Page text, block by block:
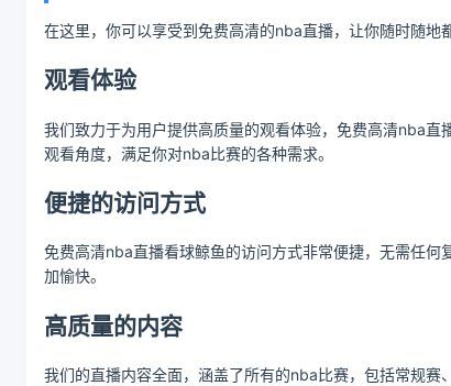
在这里，你可以享受到免费高清的nba直播，让你随时随地
观看体验
我们致力于为用户提供高质量的观看体验，免费高清nba
观看角度，满足你对nba比赛的各种需求。
便捷的访问方式
免费高清nba直播看球鲸鱼的访问方式非常便捷，无需任
加愉快。
高质量的内容
我们的直播内容全面，涵盖了所有的nba比赛，包括常规